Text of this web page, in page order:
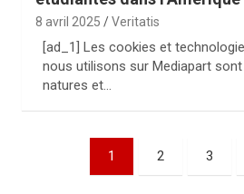
8 avril 2025 Veritatis
[ad_1] Les cookies et
nous utilisons sur Mediapart
natures et…
1 2 3